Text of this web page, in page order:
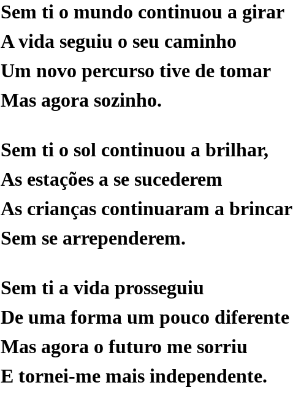
Sem ti o mundo continuou a girar
A vida seguiu o seu caminho
Um novo percurso tive de tomar
Mas agora sozinho.
Sem ti o sol continuou a brilhar,
As estações a se sucederem
As crianças continuaram a brincar
Sem se arrependerem.
Sem ti a vida prosseguiu
De uma forma um pouco diferente
Mas agora o futuro me sorriu
E tornei-me mais independente.